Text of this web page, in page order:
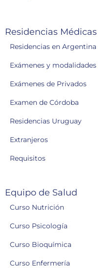
Residencias Médicas
Residencias en Argentina
Exámenes y modalidades
Exámenes de Privados
Examen de Córdoba
Residencias Uruguay
Extranjeros
Requisitos
Equipo de Salud
Curso Nutrición
Curso Psicología
Curso Bioquímica
Curso Enfermería